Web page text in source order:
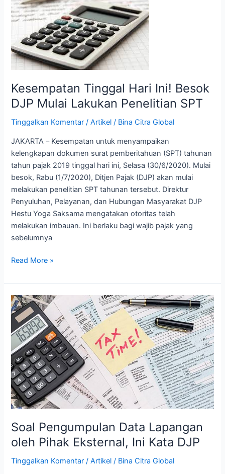
Kesempatan Tinggal Hari Ini! Besok
DJP Mulai Lakukan Penelitian SPT
Tinggalkan Komentar /Artikel / Bina Citra Global
JAKARTA – Kesempatan untuk menyampaikan
kelengkapan dokumen surat pemberitahuan (SPT) tahunan
tahun pajak 2019 tinggal hari ini, Selasa (30/6/2020). Mulai
besok, Rabu (1/7/2020), Ditjen Pajak (DJP) akan mulai
melakukan penelitian SPT tahunan tersebut. Direktur
Penyuluhan, Pelayanan, dan Hubungan Masyarakat DJP
Hestu Yoga Saksama mengatakan otoritas telah
melakukan imbauan. Ini berlaku bagi wajib pajak yang
sebelumnya
Hari
Ini!
Besok
DJP
Mulai
Lakukan
SPT
Read More »
Soal Pengumpulan Data Lapangan
oleh Pihak Eksternal, Ini Kata DJP
Tinggalkan Komentar /Artikel / Bina Citra Global
Soal
Pengumpulan
Data
Lapangan
oleh
Pihak
Eksternal,
Ini
Kata
DJP